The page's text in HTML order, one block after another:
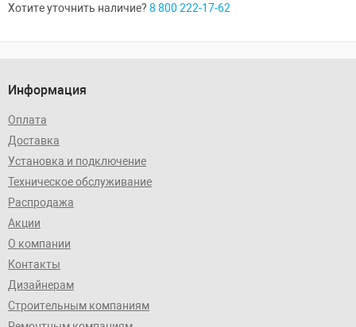
Хотите уточнить наличие? 8 800 222-17-62
Информация
Оплата
Доставка
Установка и подключение
Техническое обслуживание
Распродажа
Акции
О компании
Контакты
Дизайнерам
Строительным компаниям